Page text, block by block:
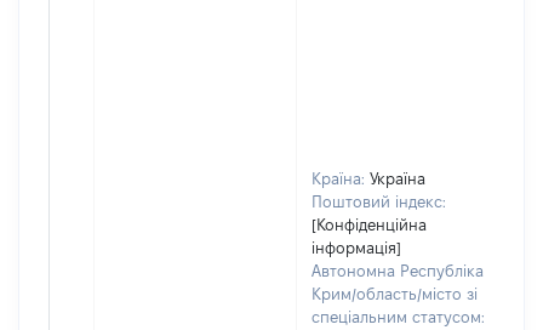
Країна: Україна
Поштовий індекс:
[Конфіденційна
інформація]
Автономна Республіка
Крим/область/місто зі
спеціальним статусом: